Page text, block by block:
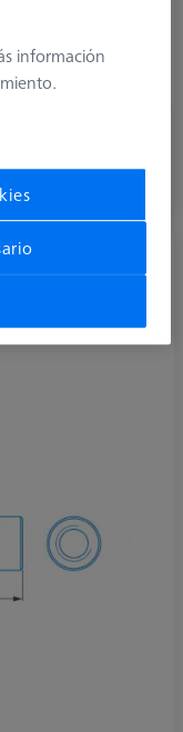
información